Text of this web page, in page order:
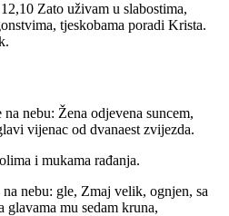
Zato uživam u slabostima,
tjeskobama poradi Krista.
nebu: Žena odjevena suncem,
vijenac od dvanaest zvijezda.
i mukama rađanja.
nebu: gle, Zmaj velik, ognjen, sa
glavama mu sedam kruna,